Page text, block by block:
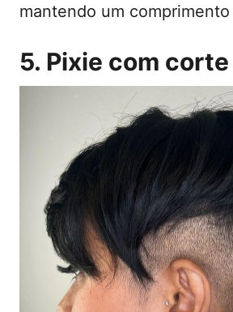
mantendo um
5. Pixie com